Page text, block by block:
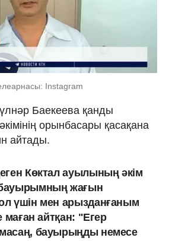
Instagram
Баекеева қанды
орынбасары қасақана
айтады.
Көктал ауылының әкім
жағын
үшін мен арызданғаным
маған айтқан: "Егер
бауырыңды немесе